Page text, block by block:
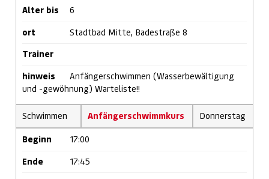
Alter bis 6
ort Stadtbad Mitte, Badestraße 8
Trainer
hinweis
Anfängerschwimmen (Wasserbewältigung
und -gewöhnung) Warteliste!!
Schwimmen Anfängerschwimmkurs Donnerstag
Beginn 17:00
Ende 17:45